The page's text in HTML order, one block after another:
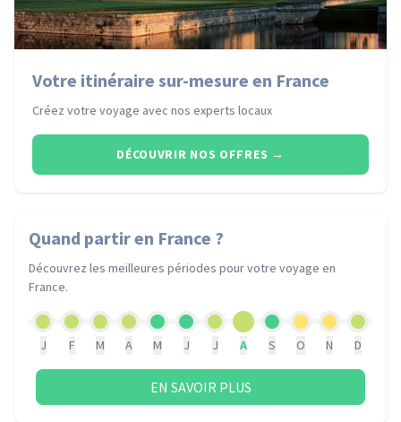
Votre itinéraire sur-mesure en France
Créez votre voyage avec nos experts locaux
DÉCOUVRIR NOS OFFRES →
Quand partiren France ?
Découvrez les meilleures périodes pour votre voyage en
France.
J F M A M J J A S O N D
EN SAVOIR PLUS